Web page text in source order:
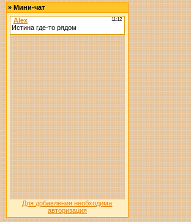
» Мини-чат
Для добавления необходима
авторизация